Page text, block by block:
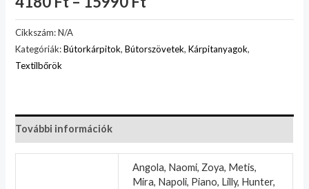
Cikkszám:N/A
Kategóriák:Bútorkárpitok,Bútorszövetek,Kárpitanyagok,
Textilbőrök
További információk
Angola, Naomi, Zoya, Metis,
Mira, Napoli, Piano, Lilly, Hunter,